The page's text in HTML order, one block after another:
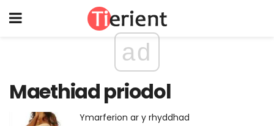
ad
Maethiad priodol
Ymarferion ar y rhyddhad